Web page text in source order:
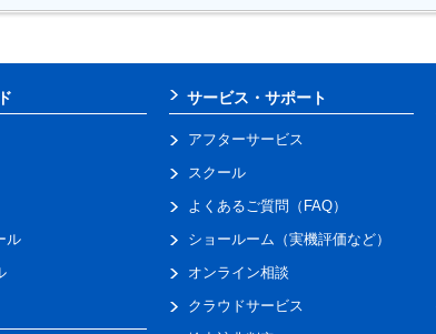
ル
サービス・サポート
アフターサービス
スクール
よくあるご質問（FAQ）
ショールーム（実機評価など）
オンライン相談
クラウドサービス